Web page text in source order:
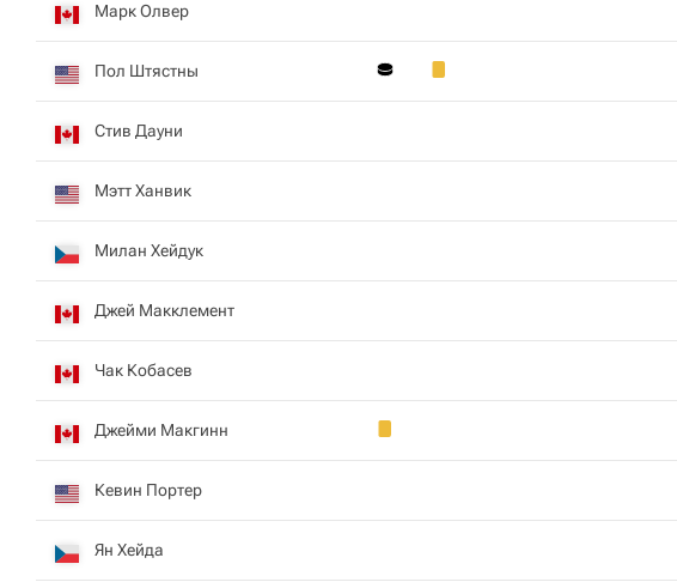
Марк Олвер
Пол Штястны
Стив Дауни
Мэтт Ханвик
Милан Хейдук
Джей Макклемент
Чак Кобасев
Джейми Макгинн
Кевин Портер
Ян Хейда